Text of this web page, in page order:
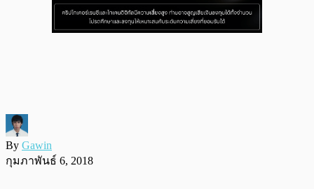
By Gawin
กุมภาพันธ์ 6, 2018